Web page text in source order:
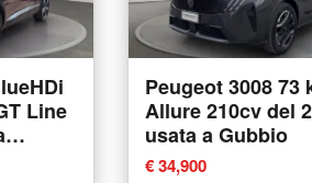
Line
Peugeot 3008 73
Allure 210cv del
usata a Gubbio
€ 34,900